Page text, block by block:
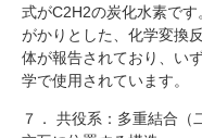
式がC2H2の炭化水素で
がかりとした、化学変換
体が報告されており、い
学で使用されています。
７． 共役系：多重結合